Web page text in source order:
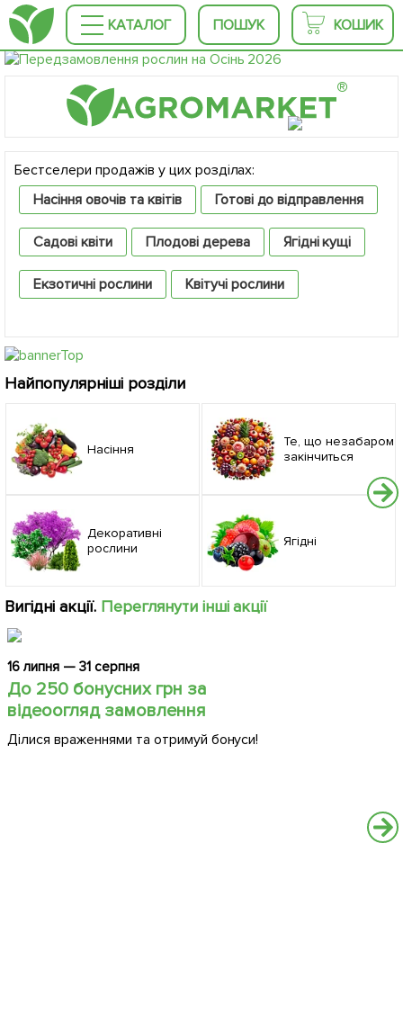
КАТАЛОГ ПОШУК КОШИК
®
Бестселери продажів у цих розділах:
Насіння овочів та квітів
Готові до відправлення
Садові квіти Плодові дерева Ягідні кущі
Екзотичні рослини Квітучі рослини
Найпопулярніші розділи
Насіння
Декоративні
рослини
Те, що незабаром
закінчиться
Ягідні
Вигідні акції. Переглянути інші акції
16 липня — 31 серпня
До 250 бонусних грн за
відеоогляд замовлення
Ділися враженнями та отримуй бонуси!